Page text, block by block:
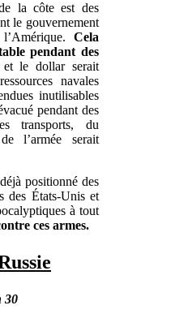
la côte est des
le gouvernement
Cela
pendant des
et le dollar serait
navales
inutilisables
pendant des
transports, du
l’armée serait
positionné des
des États-Unis et
à tout
ces armes.
30